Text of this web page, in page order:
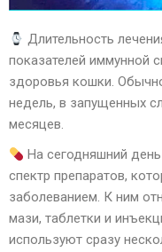
Длительность
показателей иммунной
здоровья кошки.
недель, в запущенных
месяцев.
На сегодняшний
спектр препаратов,
заболеванием. К ним
мази, таблетки и
используют сразу